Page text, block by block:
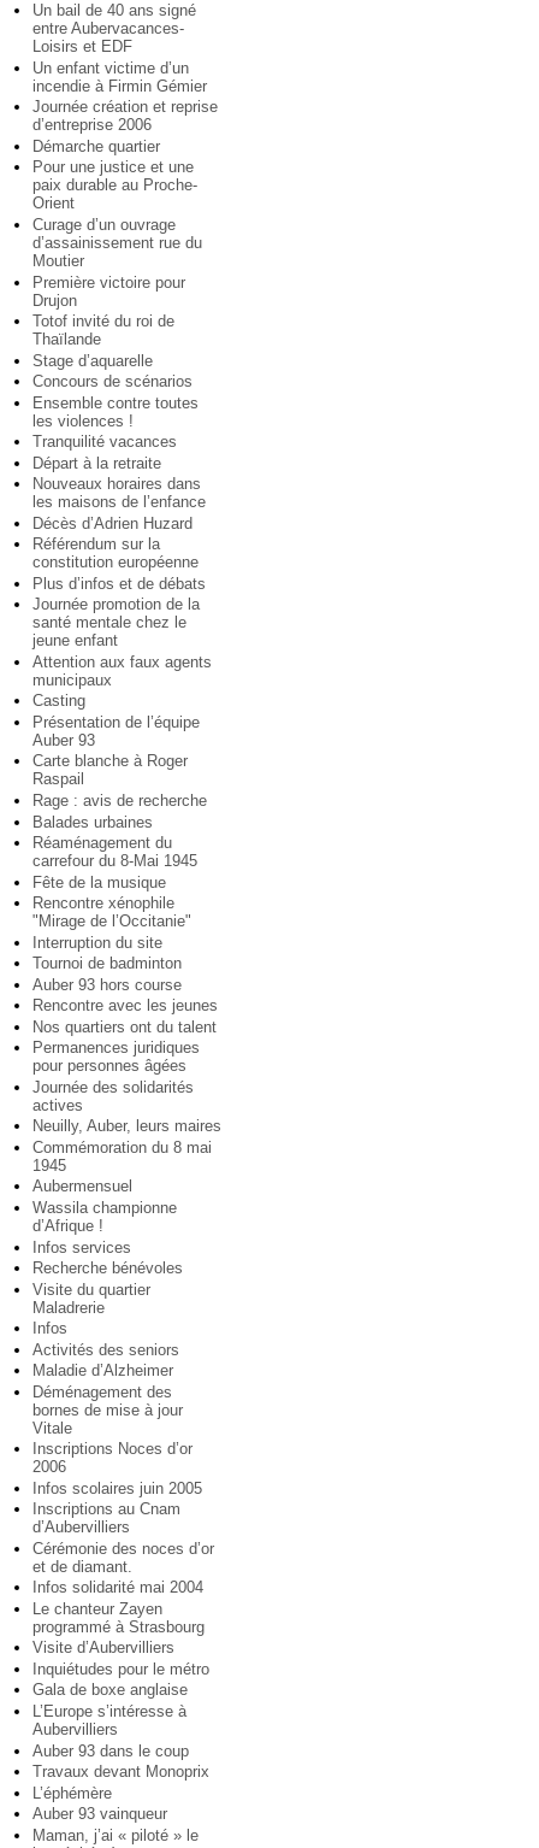
Un bail de 40 ans signé
entre Aubervacances-
Loisirs et EDF
Un enfant victime d’un
incendie à Firmin Gémier
Journée création et reprise
d’entreprise 2006
Démarche quartier
Pour une justice et une
paix durable au Proche-
Orient
Curage d’un ouvrage
d’assainissement rue du
Moutier
Première victoire pour
Drujon
Totof invité du roi de
Thaïlande
Stage d’aquarelle
Concours de scénarios
Ensemble contre toutes
les violences !
Tranquilité vacances
Départ à la retraite
Nouveaux horaires dans
les maisons de l’enfance
Décès d’Adrien Huzard
Référendum sur la
constitution européenne
Plus d’infos et de débats
Journée promotion de la
santé mentale chez le
jeune enfant
Attention aux faux agents
municipaux
Casting
Présentation de l’équipe
Auber 93
Carte blanche à Roger
Raspail
Rage : avis de recherche
Balades urbaines
Réaménagement du
carrefour du 8-Mai 1945
Fête de la musique
Rencontre xénophile
"Mirage de l’Occitanie"
Interruption du site
Tournoi de badminton
Auber 93 hors course
Rencontre avec les jeunes
Nos quartiers ont du talent
Permanences juridiques
pour personnes âgées
Journée des solidarités
actives
Neuilly, Auber, leurs maires
Commémoration du 8 mai
1945
Aubermensuel
Wassila championne
d’Afrique !
Infos services
Recherche bénévoles
Visite du quartier
Maladrerie
Infos
Activités des seniors
Maladie d’Alzheimer
Déménagement des
bornes de mise à jour
Vitale
Inscriptions Noces d’or
2006
Infos scolaires juin 2005
Inscriptions au Cnam
d’Aubervilliers
Cérémonie des noces d’or
et de diamant.
Infos solidarité mai 2004
Le chanteur Zayen
programmé à Strasbourg
Visite d’Aubervilliers
Inquiétudes pour le métro
Gala de boxe anglaise
L’Europe s’intéresse à
Aubervilliers
Auber 93 dans le coup
Travaux devant Monoprix
L’éphémère
Auber 93 vainqueur
Maman, j’ai « piloté » le